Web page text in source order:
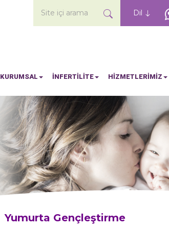
Dil
Site içi arama
KURUMSAL İNFERTİLİTE HİZMETLERİMİZ
Yumurta Gençleştirme